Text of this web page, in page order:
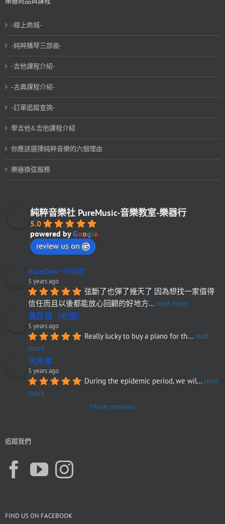
-線上商城-
-純粹購琴三部曲-
-吉他課程介紹-
-古典課程介紹-
-訂單追蹤查詢-
學吉他&吉他課程介紹
你應該選擇純粹音樂的六個理由
樂器換弦服務
純粹音樂社 PureMusic-音樂教室-樂器行
5.0
powered byGoogle
review us on
RainDeer 국국안
5 years ago
弦斷了也彈了幾天了 因為想找一家值得
信任而且以後都能放心回顧的好地方... read more
黃民岳（老頭）
5 years ago
Really lucky to buy a piano for th... read
more
呂宛柔
5 years ago
During the epidemic period, we wil... read
more
More reviews
追蹤我們
FIND US ON FACEBOOK